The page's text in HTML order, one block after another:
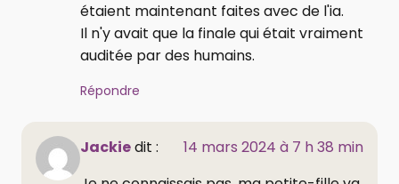
étaient maintenant faites avec de l'ia.
Il n'y avait que la finale qui était vraiment
auditée par des humains.
Répondre
Jackiedit :
14 mars 2024 à 7 h 38 min